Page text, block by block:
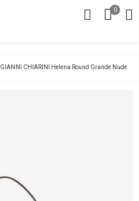
0
GIANNI CHIARINI Helena Round Grande Nude